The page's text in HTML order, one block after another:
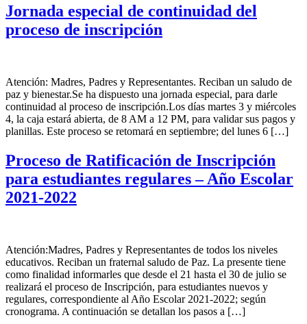
Jornada especial de continuidad del
proceso de inscripción
Atención: Madres, Padres y Representantes. Reciban un saludo de
paz y bienestar.Se ha dispuesto una jornada especial, para darle
continuidad al proceso de inscripción.Los días martes 3 y miércoles
4, la caja estará abierta, de 8 AM a 12 PM, para validar sus pagos y
planillas. Este proceso se retomará en septiembre; del lunes 6 […]
Proceso de Ratificación de Inscripción
para estudiantes regulares – Año Escolar
2021-2022
Atención:Madres, Padres y Representantes de todos los niveles
educativos. Reciban un fraternal saludo de Paz. La presente tiene
como finalidad informarles que desde el 21 hasta el 30 de julio se
realizará el proceso de Inscripción, para estudiantes nuevos y
regulares, correspondiente al Año Escolar 2021-2022; según
cronograma. A continuación se detallan los pasos a […]